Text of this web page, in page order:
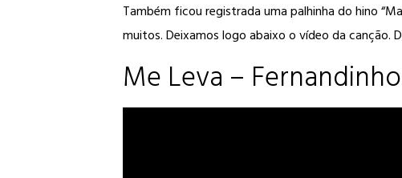
Também ficou registrada uma palhinha do hino
muitos. Deixamos logo abaixo o vídeo da canção.
Me Leva –